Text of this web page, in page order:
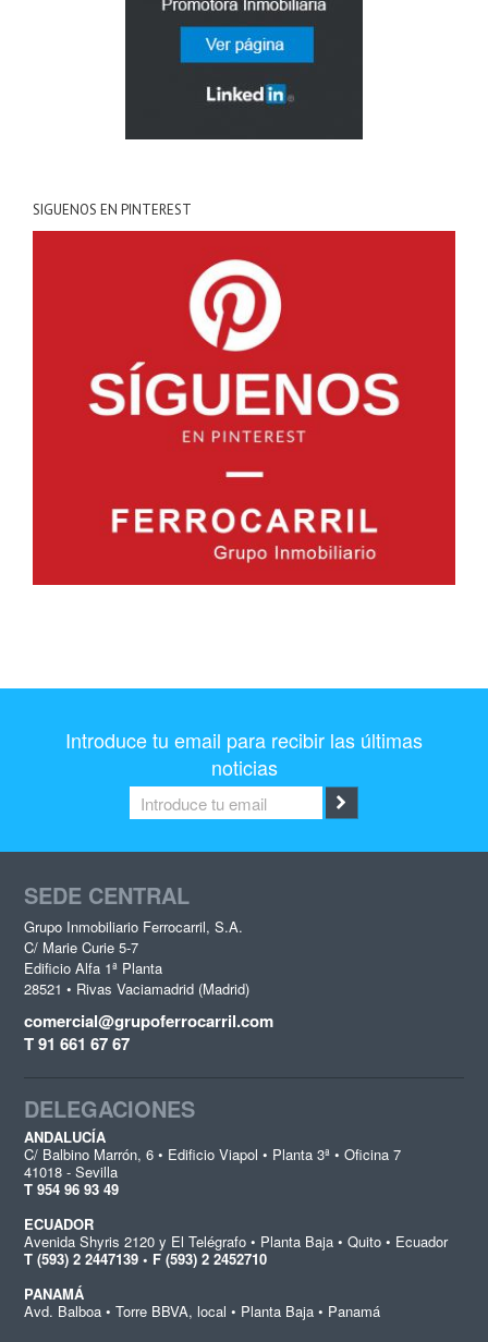
SIGUENOS EN PINTEREST
Introduce tu email para recibir las últimas
noticias
SEDE CENTRAL
Grupo Inmobiliario Ferrocarril, S.A.
C/ Marie Curie 5-7
Edificio Alfa 1ª Planta
28521 • Rivas Vaciamadrid (Madrid)
comercial@grupoferrocarril.com
T 91 661 67 67
DELEGACIONES
ANDALUCÍA
C/ Balbino Marrón, 6 • Edificio Viapol • Planta 3ª • Oficina 7
41018 - Sevilla
T 954 96 93 49
ECUADOR
Avenida Shyris 2120 y El Telégrafo • Planta Baja • Quito • Ecuador
T (593) 2 2447139 • F (593) 2 2452710
PANAMÁ
Avd. Balboa • Torre BBVA, local • Planta Baja • Panamá